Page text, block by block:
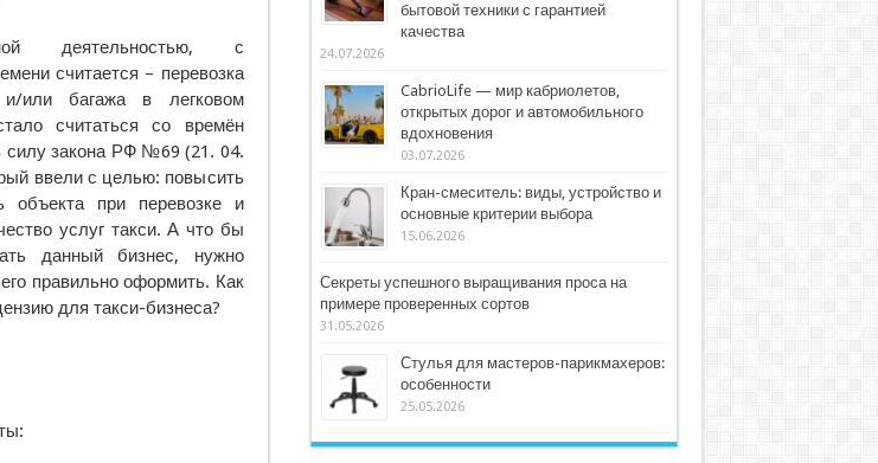
деятельностью, с
считается – перевозка
и/или багажа в легковом
считаться со времён
силу закона РФ №69 (21. 04.
ввели с целью: повысить
объекта при перевозке и
услуг такси. А что бы
данный бизнес, нужно
правильно оформить. Как
для такси-бизнеса?
бытовой техники с гарантией
качества
24.07.2026
CabrioLife — мир кабриолетов,
открытых дорог и автомобильного
вдохновения
03.07.2026
Кран-смеситель: виды, устройство и
основные критерии выбора
15.06.2026
Секреты успешного выращивания проса на
примере проверенных сортов
31.05.2026
Стулья для мастеров-парикмахеров:
особенности
25.05.2026